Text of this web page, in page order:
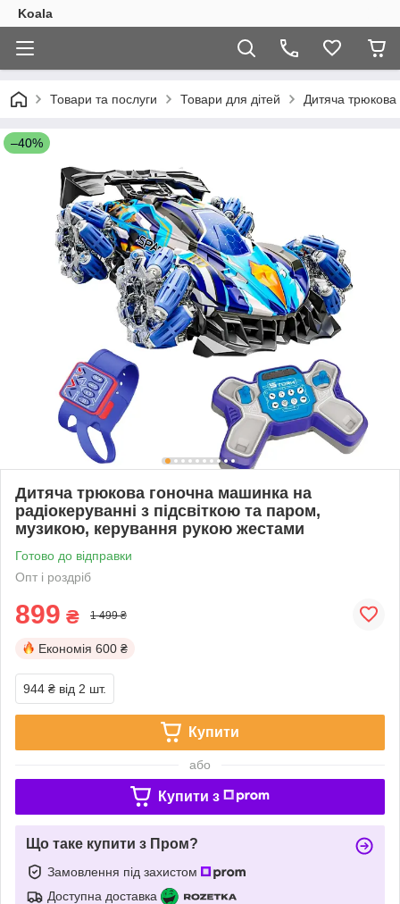
Koala
Товари та послуги Товари для дітей Дитяча
–40%
Дитяча трюкова гоночна машинка на
радіокеруванні з підсвіткою та паром,
музикою, керування рукою жестами
Готово до відправки
Опт і роздріб
899 ₴ 1 499 ₴
Економія 600 ₴
944 ₴ від 2 шт.
Купити
або
Купити з
Що таке купити з Пром?
Замовлення під захистом
Доступна доставка